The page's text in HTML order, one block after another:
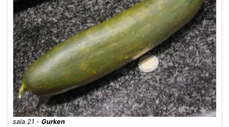
sala 21 - Gurken